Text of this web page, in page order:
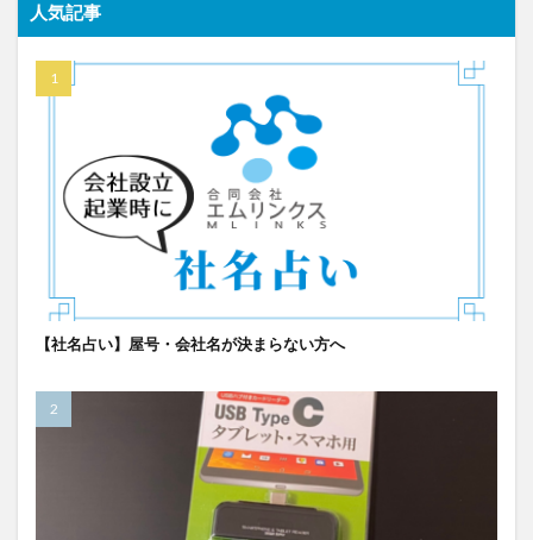
人気記事
【社名占い】屋号・会社名が決まらない方へ